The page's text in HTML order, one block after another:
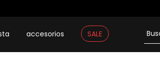
accesorios SALE